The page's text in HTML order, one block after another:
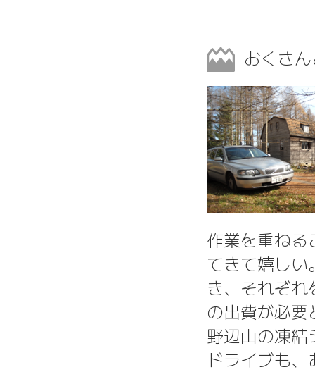
おくさ
作業を重ね
てきて嬉し
き、それぞ
の出費が必
野辺山の凍
ドライブも